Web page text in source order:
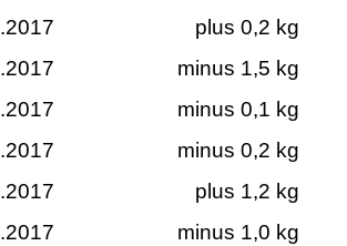
plus 0,2 kg
minus 1,5 kg
minus 0,1 kg
minus 0,2 kg
plus 1,2 kg
minus 1,0 kg